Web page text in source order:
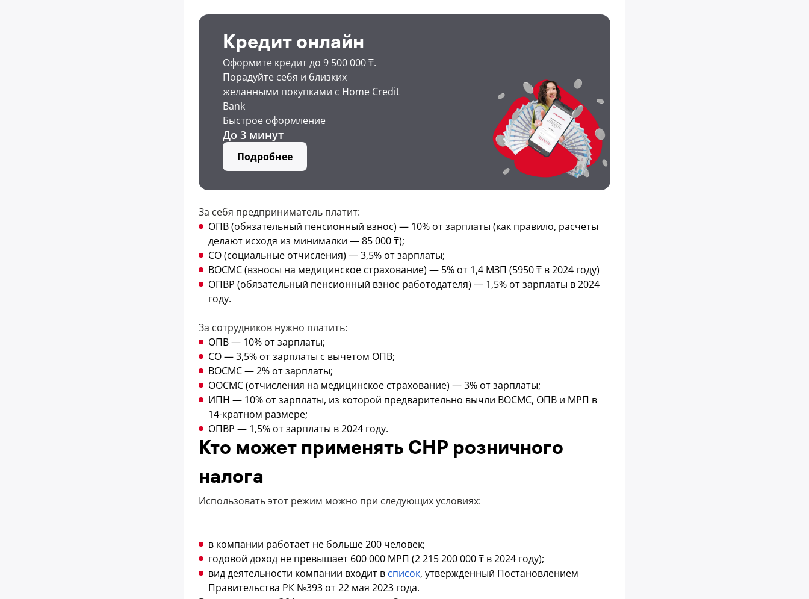
Кредит онлайн
Оформите кредит до 9 500 000 ₸.
Порадуйте себя и близких
желанными покупками с Home Credit
Bank
Быстрое оформление
До 3 минут
Подробнее
За себя предприниматель платит:
ОПВ (обязательный пенсионный взнос) — 10% от зарплаты (как правило, расчеты
делают исходя из минималки — 85 000 ₸);
СО (социальные отчисления) — 3,5% от зарплаты;
ВОСМС (взносы на медицинское страхование) — 5% от 1,4 МЗП (5950 ₸ в 2024 году)
ОПВР (обязательный пенсионный взнос работодателя) — 1,5% от зарплаты в 2024
году.
За сотрудников нужно платить:
ОПВ — 10% от зарплаты;
СО — 3,5% от зарплаты с вычетом ОПВ;
ВОСМС — 2% от зарплаты;
ООСМС (отчисления на медицинское страхование) — 3% от зарплаты;
ИПН — 10% от зарплаты, из которой предварительно вычли ВОСМС, ОПВ и МРП в
14-кратном размере;
ОПВР — 1,5% от зарплаты в 2024 году.
Кто может применять СНР розничного
налога
Использовать этот режим можно при следующих условиях:
в компании работает не больше 200 человек;
годовой доход не превышает 600 000 МРП (2 215 200 000 ₸ в 2024 году);
вид деятельности компании входит в список, утвержденный Постановлением
Правительства РК №393 от 22 мая 2023 года.